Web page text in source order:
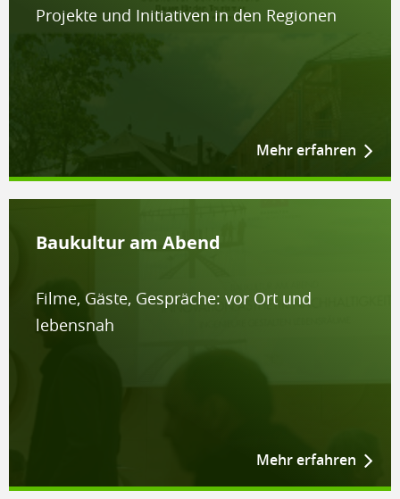
Projekte und Initiativen in den Regionen
Mehr erfahren
Baukultur am Abend
Filme, Gäste, Gespräche: vor Ort und
lebensnah
Mehr erfahren